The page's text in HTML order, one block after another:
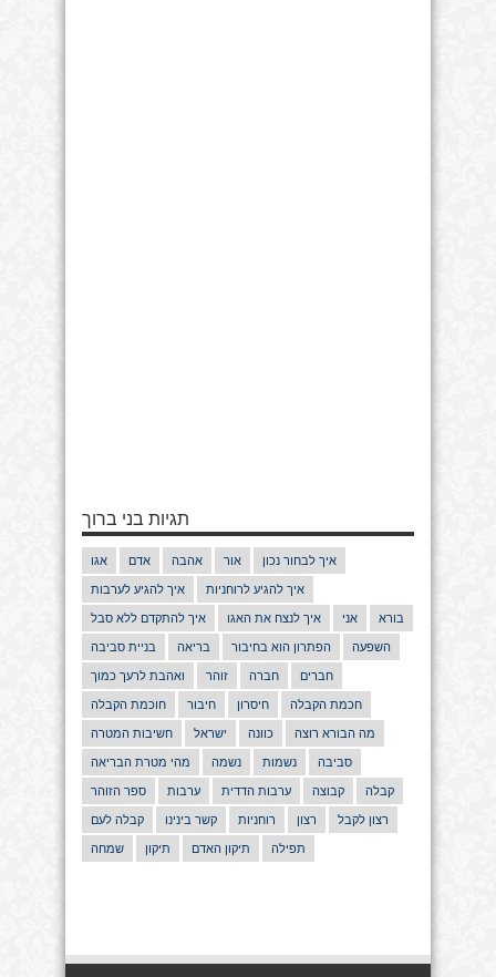
תגיות בני ברוך
אגו אדם אהבה אור איך לבחור נכון
איך להגיע לערבות איך להגיע לרוחניות
איך להתקדם ללא סבל איך לנצח את האגו אני בורא
בניית סביבה בריאה הפתרון הוא בחיבור השפעה
ואהבת לרעך כמוך זוהר חברה חברים
חוכמת הקבלה חיבור חיסרון חכמת הקבלה
חשיבות המטרה ישראל כוונה מה הבורא רוצה
מהי מטרת הבריאה נשמה נשמות סביבה
ספר הזוהר ערבות ערבות הדדית קבוצה קבלה
קבלה לעם קשר בינינו רוחניות רצון רצון לקבל
שמחה תיקון תיקון האדם תפילה